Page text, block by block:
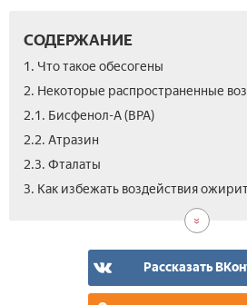
СОДЕРЖАНИЕ
1. Что такое обесогены
2. Некоторые распространенные
2.1. Бисфенол-А (BPA)
2.2. Атразин
2.3. Фталаты
3. Как избежать воздействия
Рассказать